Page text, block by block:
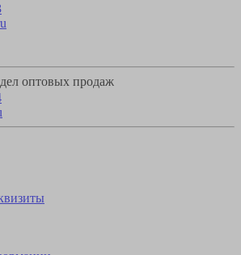
оптовых продаж